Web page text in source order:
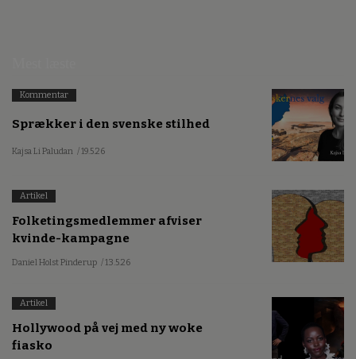
Kommentar
Sprækker i den svenske stilhed
Kajsa Li Paludan / 19.5.26
Artikel
Folketingsmedlemmer afviser
kvinde-kampagne
Daniel Holst Pinderup / 13.5.26
Artikel
Hollywood på vej med ny woke
fiasko